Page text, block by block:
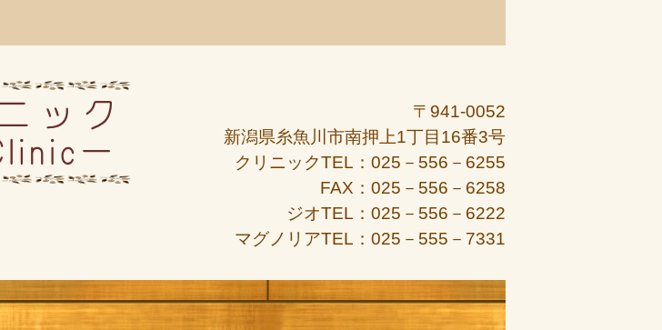
〒941-0052
新潟県糸魚川市南押上1丁目16番3号
クリニックTEL：025－556－6255
FAX：025－556－6258
ジオTEL：025－556－6222
マグノリアTEL：025－555－7331